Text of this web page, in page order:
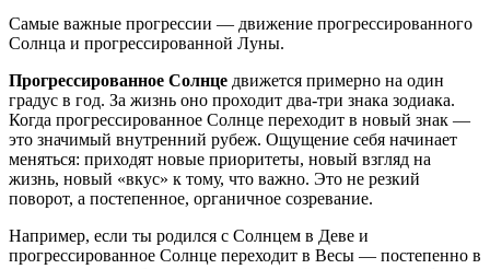
Самые важные прогрессии — движение прогрессированного
Солнца и прогрессированной Луны.
Прогрессированное Солнце движется примерно на один
градус в год. За жизнь оно проходит два-три знака зодиака.
Когда прогрессированное Солнце переходит в новый знак —
это значимый внутренний рубеж. Ощущение себя начинает
меняться: приходят новые приоритеты, новый взгляд на
жизнь, новый «вкус» к тому, что важно. Это не резкий
поворот, а постепенное, органичное созревание.
Например, если ты родился с Солнцем в Деве и
прогрессированное Солнце переходит в Весы — постепенно в